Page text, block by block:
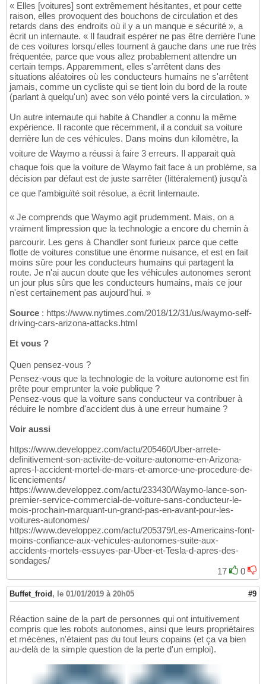
« Elles [voitures] sont extrêmement hésitantes, et pour cette
raison, elles provoquent des bouchons de circulation et des
retards dans des endroits où il y a un manque e sécurité », a
écrit un internaute. « Il faudrait espérer ne pas être derrière l'une
de ces voitures lorsqu'elles tournent à gauche dans une rue très
fréquentée, parce que vous allez probablement attendre un
certain temps. Apparemment, elles s'arrêtent dans des
situations aléatoires où les conducteurs humains ne s'arrêtent
jamais, comme un cycliste qui se tient loin du bord de la route
(parlant à quelqu'un) avec son vélo pointé vers la circulation. »
Un autre internaute qui habite à Chandler a connu la même
expérience. Il raconte que récemment, il a conduit sa voiture
derrière lun de ces véhicules. Dans moins dun kilomètre, la
voiture de Waymo a réussi à faire 3 erreurs. Il apparait quà
chaque fois que la voiture de Waymo fait face à un problème, sa
décision par défaut est de juste sarrêter (littéralement) jusqu'à
ce que l'ambiguïté soit résolue, a écrit linternaute.
« Je comprends que Waymo agit prudemment. Mais, on a
vraiment limpression que la technologie a encore du chemin à
parcourir. Les gens à Chandler sont furieux parce que cette
flotte de voitures constitue une énorme nuisance, et est en fait
moins sûre pour les conducteurs humains qui partagent la
route. Je n'ai aucun doute que les véhicules autonomes seront
un jour plus sûrs que les conducteurs humains, mais ce jour
n'est certainement pas aujourd'hui. »
Source : https://www.nytimes.com/2018/12/31/us/waymo-self-
driving-cars-arizona-attacks.html
Et vous ?
Quen pensez-vous ?
Pensez-vous que la technologie de la voiture autonome est fin
prête pour emprunter la voie publique ?
Pensez-vous que la voiture sans conducteur va contribuer à
réduire le nombre d'accident dus à une erreur humaine ?
Voir aussi
https://www.developpez.com/actu/205460/Uber-arrete-
definitivement-son-activite-de-voiture-autonome-en-Arizona-
apres-l-accident-mortel-de-mars-et-amorce-une-procedure-de-
licenciements/
https://www.developpez.com/actu/233430/Waymo-lance-son-
premier-service-commercial-de-voiture-sans-conducteur-le-
mois-prochain-marquant-un-grand-pas-en-avant-pour-les-
voitures-autonomes/
https://www.developpez.com/actu/205379/Les-Americains-font-
moins-confiance-aux-vehicules-autonomes-suite-aux-
accidents-mortels-essuyes-par-Uber-et-Tesla-d-apres-des-
sondages/
17
0
Buffet_froid , le 01/01/2019 à 20h05 #9
Réaction saine de la part de personnes qui ont intuitivement
compris que les robots autonomes, ainsi que leurs propriétaires
et mécènes, n'étaient pas du tout leurs copains (et ça va bien
au-delà de la simple question de la perte d'un emploi).